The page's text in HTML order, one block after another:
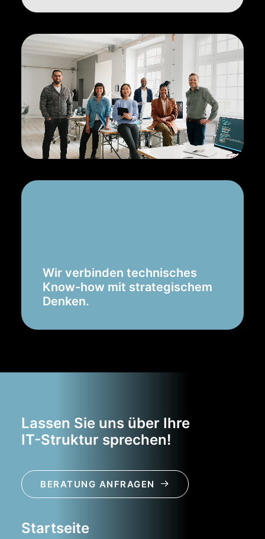
Wir verbinden technisches
Know-how mit strategischem
Denken.
Startseite
Lassen Sie uns über Ihre
IT-Struktur sprechen!
BERATUNG ANFRAGEN